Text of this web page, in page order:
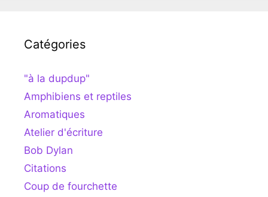
Catégories
"à la dupdup"
Amphibiens et reptiles
Aromatiques
Atelier d'écriture
Bob Dylan
Citations
Coup de fourchette